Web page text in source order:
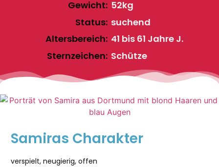
Gewicht: 52kg
Status: suchend
Altersbereich: 41 bis 61 Jahre J.
Sternzeichen: Schütze
Samiras Charakter
verspielt, neugierig, offen